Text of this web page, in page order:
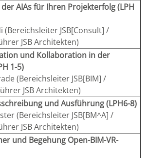
AIAs für Ihren Projekterfolg (LPH
(Bereichsleiter JSB[Consult] /
JSB Architekten)
und Kollaboration in der
1-5)
(Bereichsleiter JSB[BIM] /
JSB Architekten)
und Ausführung (LPH6-8)
(Bereichsleiter JSB[BM^A] /
JSB Architekten)
und Begehung Open-BIM-VR-